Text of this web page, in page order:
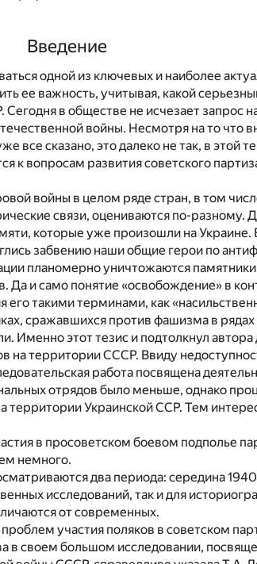
Введение
одной из ключевых и наиболее
ее важность, учитывая, какой
в обществе не исчезает запрос
войны. Несмотря на то что
все сказано, это далеко не так, в этой
к вопросам развития советского
войны в целом ряде стран, в том
связи, оцениваются по-разному.
которые уже произошли на
забвению наши общие герои по
планомерно уничтожаются
и само понятие «освобождение» в
его такими терминами, как
сражавшихся против фашизма в
Именно этот тезис и подтолкнул
на территории СССР. Ввиду
работа посвящена
отрядов было меньше, однако
Украинской ССР. Тем
в просоветском боевом подполье
немного.
два периода: середина
исследований, так и для
от современных.
участия поляков в советском
в своем большом исследовании,